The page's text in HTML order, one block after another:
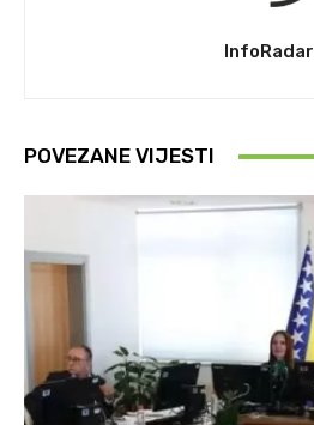
InfoRadar
POVEZANE VIJESTI